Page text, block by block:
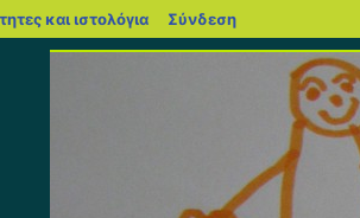
και ιστολόγια blogs.sch.gr
Σύνδεση